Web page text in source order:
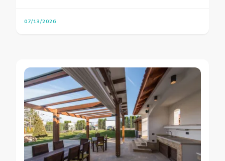
07/13/2026